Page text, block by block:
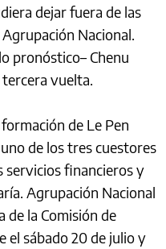
dejar fuera de las
Nacional.
pronóstico– Chenu
vuelta.
de Le Pen
de los tres cuestores
servicios financieros y
Agrupación Nacional
de la Comisión de
el sábado 20 de julio y